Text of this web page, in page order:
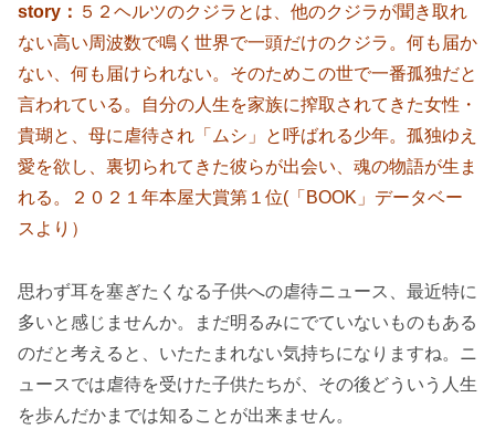
story： ５２ヘルツのクジラとは、他のクジラが聞き取れ
ない高い周波数で鳴く世界で一頭だけのクジラ。何も届か
ない、何も届けられない。そのためこの世で一番孤独だと
言われている。自分の人生を家族に搾取されてきた女性・
貴瑚と、母に虐待され「ムシ」と呼ばれる少年。孤独ゆえ
愛を欲し、裏切られてきた彼らが出会い、魂の物語が生ま
れる。２０２１年本屋大賞第１位(「BOOK」データベー
スより）
思わず耳を塞ぎたくなる子供への虐待ニュース、最近特に
多いと感じませんか。まだ明るみにでていないものもある
のだと考えると、いたたまれない気持ちになりますね。ニ
ュースでは虐待を受けた子供たちが、その後どういう人生
を歩んだかまでは知ることが出来ません。